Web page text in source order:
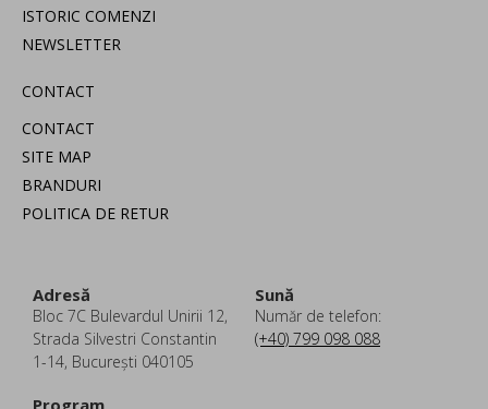
ISTORIC COMENZI
NEWSLETTER
CONTACT
CONTACT
SITE MAP
BRANDURI
POLITICA DE RETUR
Adresă
Bloc 7C Bulevardul Unirii 12,
Strada Silvestri Constantin
1-14, București 040105
Sună
Număr de telefon:
(+40) 799 098 088